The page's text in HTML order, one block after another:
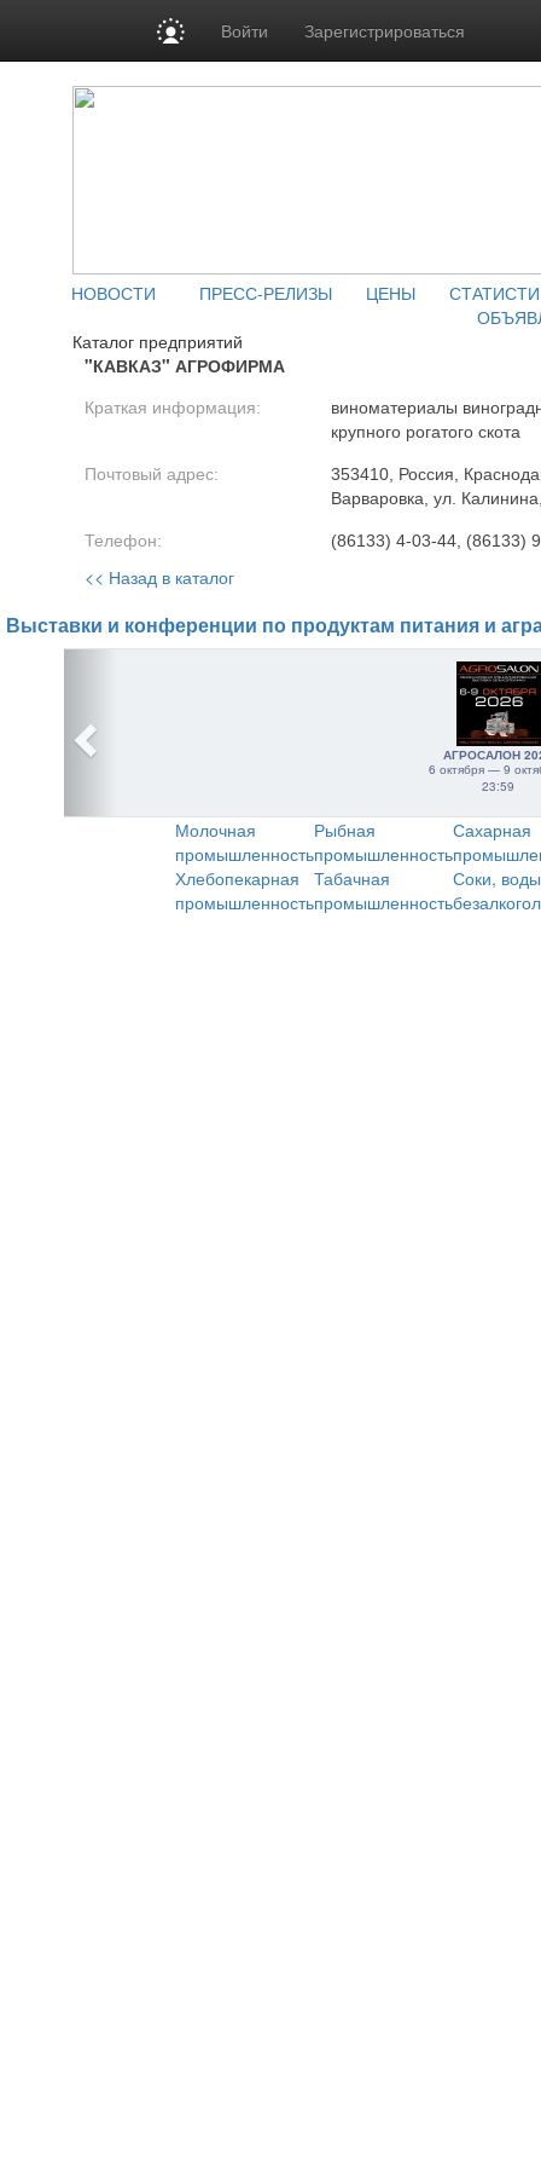
Войти Зарегистрироваться
НОВОСТИ ПРЕСС-РЕЛИЗЫ ЦЕНЫ
Каталог предприятий
"КАВКАЗ" АГРОФИРМА
Краткая информация:
виноматериалы
крупного рогатого скота
Почтовый адрес:
353410, Россия,
Варваровка, ул.
Телефон: (86133) 4-03-44, (86133)
<< Назад в каталог
Выставки и конференции по продуктам питания и
АГРОСАЛОН
6 октября — 9
23:59
Молочная
промышленность
Рыбная
промышленность
Сахарная
Хлебопекарная
промышленность
Табачная
промышленность
Соки,